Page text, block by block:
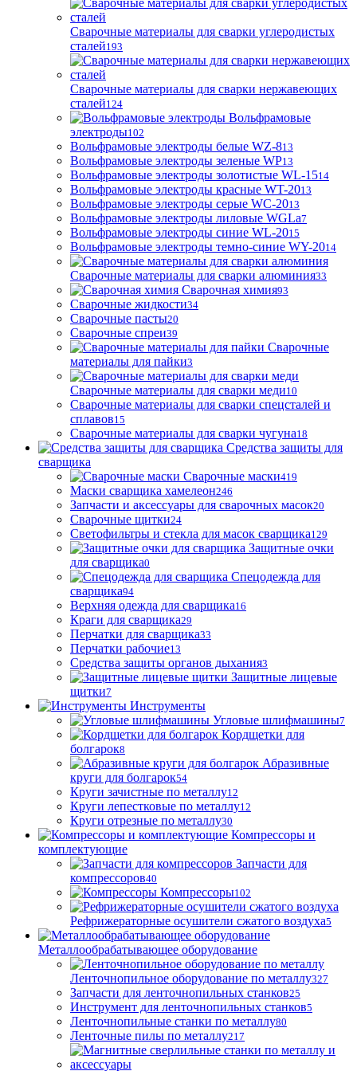
Сварочные материалы для сварки углеродистых
сталей193
Сварочные материалы для сварки нержавеющих
сталей124
Вольфрамовые
электроды102
Вольфрамовые электроды белые WZ-813
Вольфрамовые электроды зеленые WP13
Вольфрамовые электроды золотистые WL-1514
Вольфрамовые электроды красные WT-2013
Вольфрамовые электроды серые WC-2013
Вольфрамовые электроды лиловые WGLa7
Вольфрамовые электроды синие WL-2015
Вольфрамовые электроды темно-синие WY-2014
Сварочные материалы для сварки алюминия33
Сварочная химия93
Сварочные жидкости34
Сварочные пасты20
Сварочные спреи39
Сварочные
материалы для пайки3
Сварочные материалы для сварки меди10
Сварочные материалы для сварки спецсталей и
сплавов15
Сварочные материалы для сварки чугуна18
Средства защиты для
сварщика
Сварочные маски419
Маски сварщика хамелеон246
Запчасти и аксессуары для сварочных масок20
Сварочные щитки24
Светофильтры и стекла для масок сварщика129
Защитные очки
для сварщика0
Спецодежда для
сварщика94
Верхняя одежда для сварщика16
Краги для сварщика29
Перчатки для сварщика33
Перчатки рабочие13
Средства защиты органов дыхания3
Защитные лицевые
щитки7
Инструменты
Угловые шлифмашины7
Кордщетки для
болгарок8
Абразивные
круги для болгарок54
Круги зачистные по металлу12
Круги лепестковые по металлу12
Круги отрезные по металлу30
Компрессоры и
комплектующие
Запчасти для
компрессоров40
Компрессоры102
Рефрижераторные осушители сжатого воздуха5
Металлообрабатывающее оборудование
Ленточнопильное оборудование по металлу327
Запчасти для ленточнопильных станков25
Инструмент для ленточнопильных станков5
Ленточнопильные станки по металлу80
Ленточные пилы по металлу217